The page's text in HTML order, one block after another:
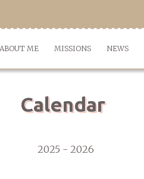
ABOUT ME MISSIONS NEWS
Calendar
2025 - 2026